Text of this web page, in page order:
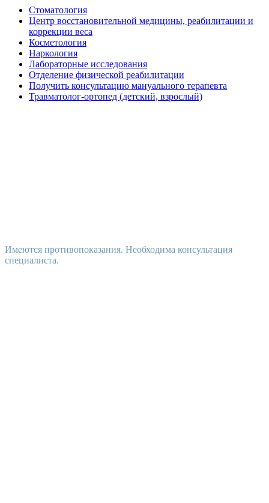
Стоматология
Центр восстановительной медицины, реабилитации и
коррекции веса
Косметология
Наркология
Лабораторные исследования
Отделение физической реабилитации
Получить консультацию мануального терапевта
Травматолог-ортопед (детский, взрослый)
Имеются противопоказания. Необходима консультация
специалиста.